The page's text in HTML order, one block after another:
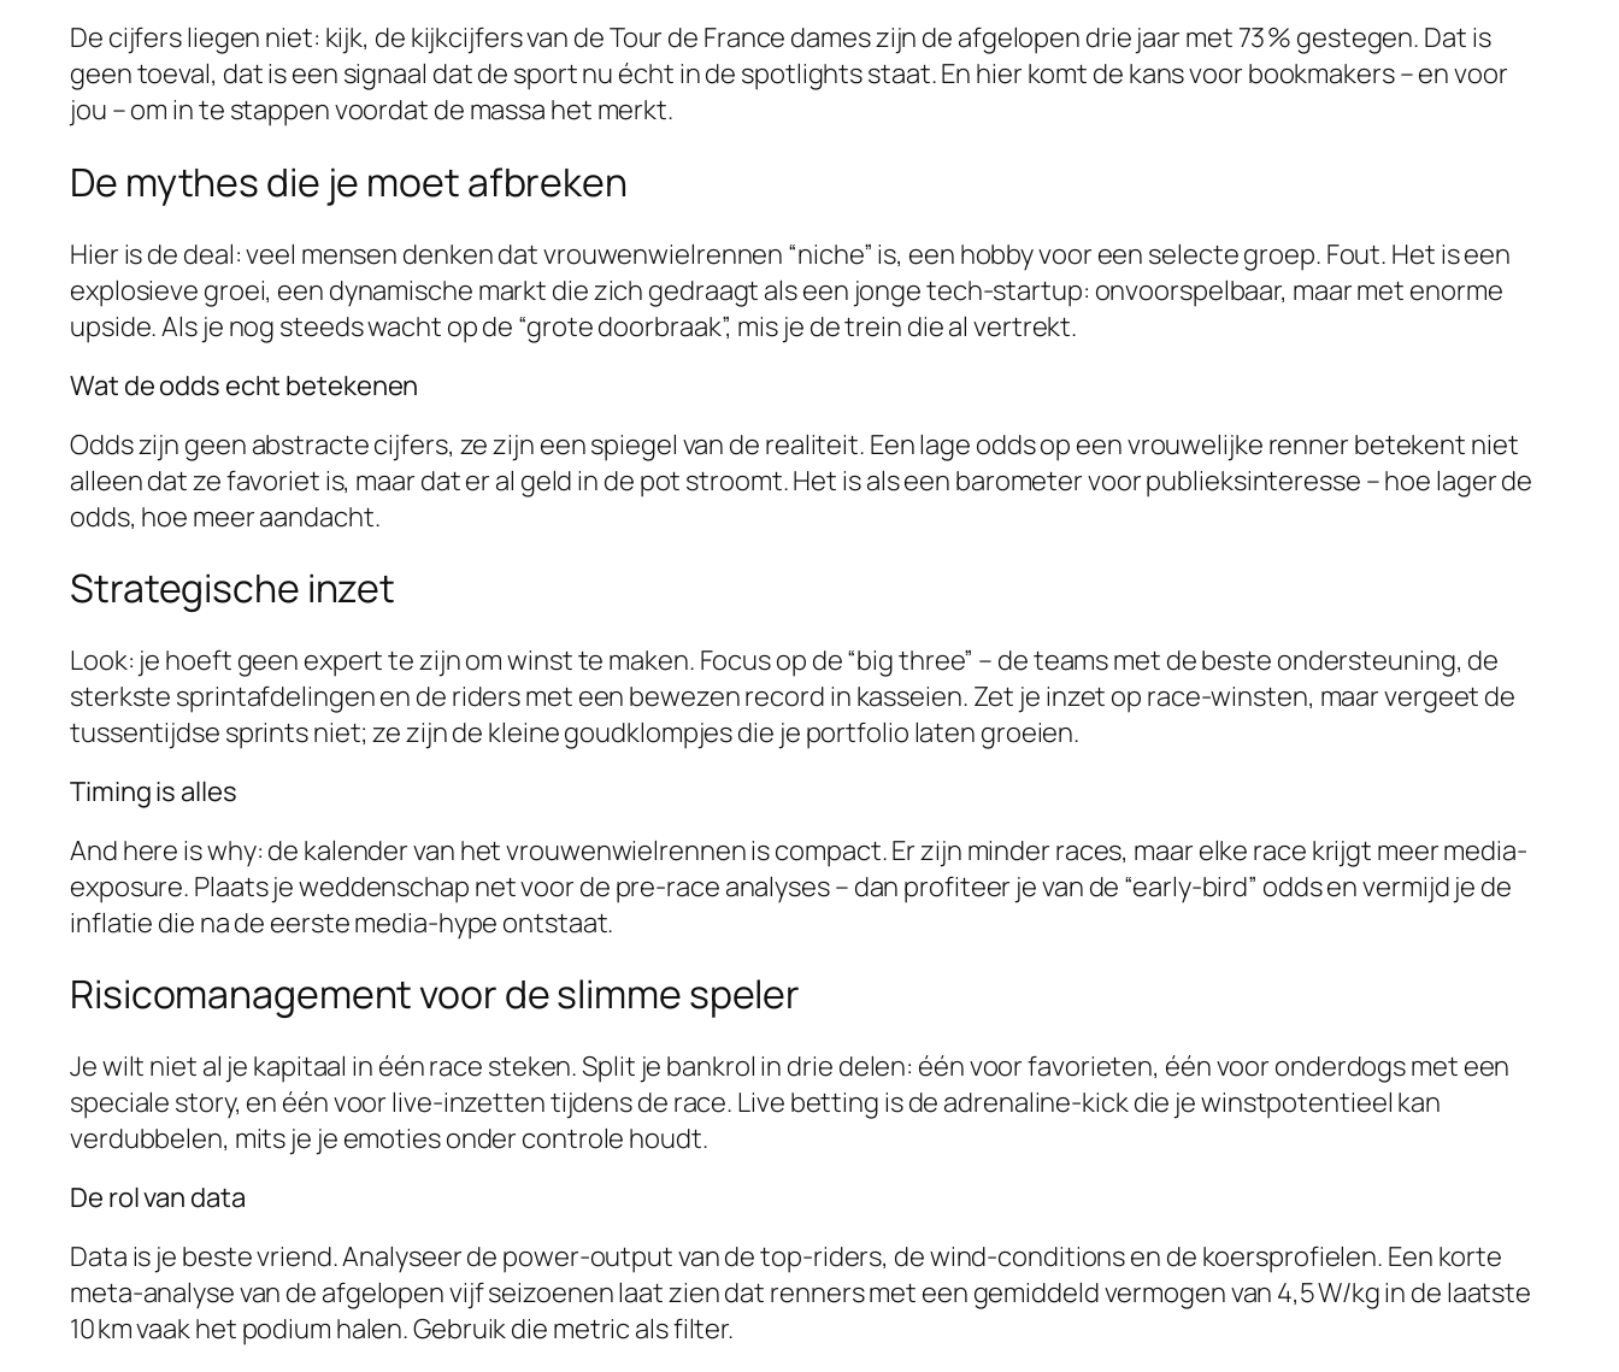
De cijfers liegen niet: kijk, de kijkcijfers van de Tour de France dames zijn de afgelopen drie jaar met 73 % gestegen. Dat is
geen toeval, dat is een signaal dat de sport nu écht in de spotlights staat. En hier komt de kans voor bookmakers – en voor
jou – om in te stappen voordat de massa het merkt.
De mythes die je moet afbreken
Hier is de deal: veel mensen denken dat vrouwenwielrennen “niche” is, een hobby voor een selecte groep. Fout. Het is een
explosieve groei, een dynamische markt die zich gedraagt als een jonge tech-startup: onvoorspelbaar, maar met enorme
upside. Als je nog steeds wacht op de “grote doorbraak”, mis je de trein die al vertrekt.
Wat de odds echt betekenen
Odds zijn geen abstracte cijfers, ze zijn een spiegel van de realiteit. Een lage odds op een vrouwelijke renner betekent niet
alleen dat ze favoriet is, maar dat er al geld in de pot stroomt. Het is als een barometer voor publieksinteresse – hoe lager de
odds, hoe meer aandacht.
Strategische inzet
Look: je hoeft geen expert te zijn om winst te maken. Focus op de “big three” – de teams met de beste ondersteuning, de
sterkste sprintafdelingen en de riders met een bewezen record in kasseien. Zet je inzet op race-winsten, maar vergeet de
tussentijdse sprints niet; ze zijn de kleine goudklompjes die je portfolio laten groeien.
Timing is alles
And here is why: de kalender van het vrouwenwielrennen is compact. Er zijn minder races, maar elke race krijgt meer media-
exposure. Plaats je weddenschap net voor de pre-race analyses – dan profiteer je van de “early-bird” odds en vermijd je de
inflatie die na de eerste media-hype ontstaat.
Risicomanagement voor de slimme speler
Je wilt niet al je kapitaal in één race steken. Split je bankrol in drie delen: één voor favorieten, één voor onderdogs met een
speciale story, en één voor live-inzetten tijdens de race. Live betting is de adrenaline-kick die je winstpotentieel kan
verdubbelen, mits je je emoties onder controle houdt.
De rol van data
Data is je beste vriend. Analyseer de power-output van de top-riders, de wind-conditions en de koersprofielen. Een korte
meta-analyse van de afgelopen vijf seizoenen laat zien dat renners met een gemiddeld vermogen van 4,5 W/kg in de laatste
10 km vaak het podium halen. Gebruik die metric als filter.